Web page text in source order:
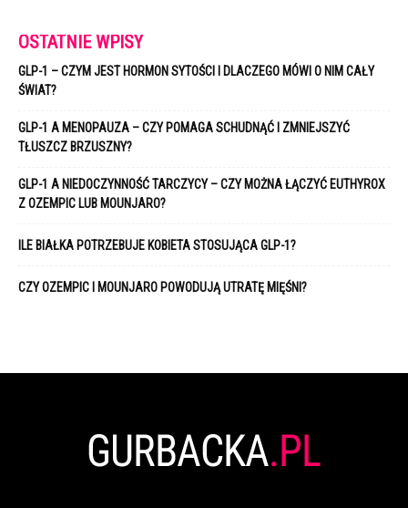
OSTATNIE WPISY
GLP-1 – CZYM JEST HORMON SYTOŚCI I DLACZEGO MÓWI O NIM CAŁY
ŚWIAT?
GLP-1 A MENOPAUZA – CZY POMAGA SCHUDNĄĆ I ZMNIEJSZYĆ
TŁUSZCZ BRZUSZNY?
GLP-1 A NIEDOCZYNNOŚĆ TARCZYCY – CZY MOŻNA ŁĄCZYĆ EUTHYROX
Z OZEMPIC LUB MOUNJARO?
ILE BIAŁKA POTRZEBUJE KOBIETA STOSUJĄCA GLP-1?
CZY OZEMPIC I MOUNJARO POWODUJĄ UTRATĘ MIĘŚNI?